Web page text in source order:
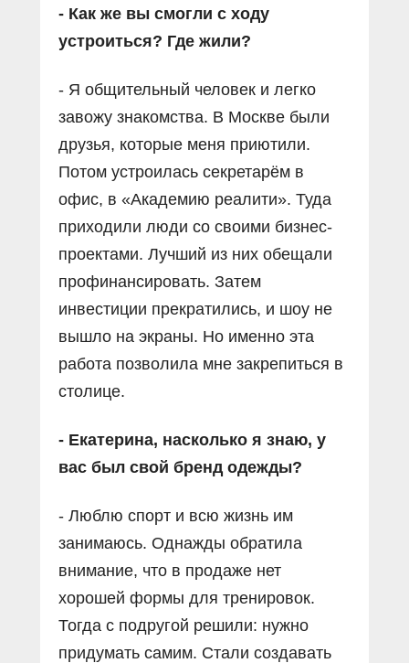
- Как же вы смогли с ходу
устроиться? Где жили?
- Я общительный человек и легко
завожу знакомства. В Москве были
друзья, которые меня приютили.
Потом устроилась секретарём в
офис, в «Академию реалити». Туда
приходили люди со своими бизнес-
проектами. Лучший из них обещали
профинансировать. Затем
инвестиции прекратились, и шоу не
вышло на экраны. Но именно эта
работа позволила мне закрепиться в
столице.
- Екатерина, насколько я знаю, у
вас был свой бренд одежды?
- Люблю спорт и всю жизнь им
занимаюсь. Однажды обратила
внимание, что в продаже нет
хорошей формы для тренировок.
Тогда с подругой решили: нужно
придумать самим. Стали создавать